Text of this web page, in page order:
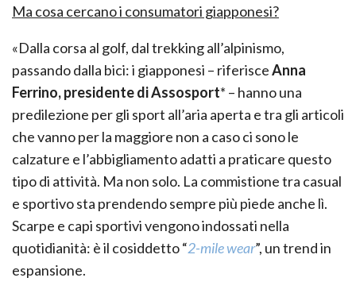
Ma cosa cercano i consumatori giapponesi?
«Dalla corsa al golf, dal trekking all’alpinismo,
passando dalla bici: i giapponesi – riferisceAnna
Ferrino, presidente di Assosport* – hanno una
predilezione per gli sport all’aria aperta e tra gli articoli
che vanno per la maggiore non a caso ci sono le
calzature e l’abbigliamento adatti a praticare questo
tipo di attività. Ma non solo. La commistione tra casual
e sportivo sta prendendo sempre più piede anche lì.
Scarpe e capi sportivi vengono indossati nella
quotidianità: è il cosiddetto “2-mile wear”, un trend in
espansione.